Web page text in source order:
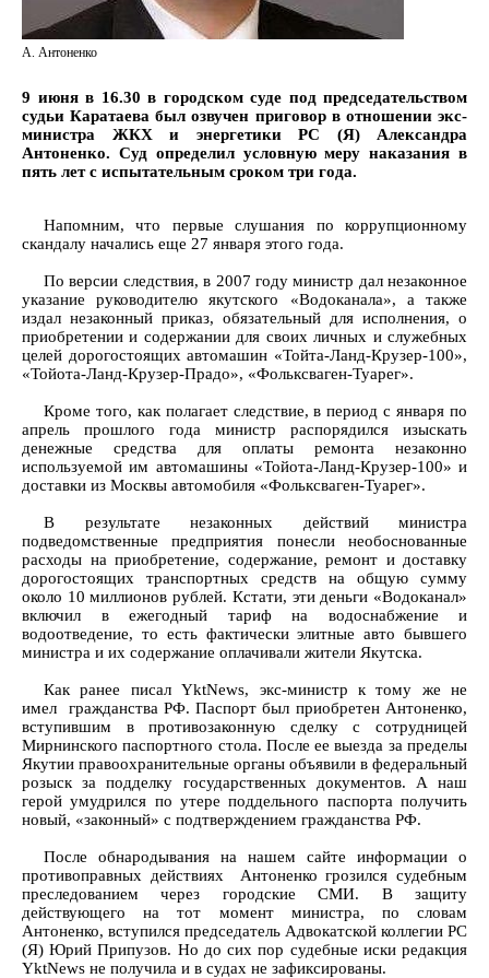
А. Антоненко
9 июня в 16.30 в городском суде под председательством
судьи Каратаева был озвучен приговор в отношении экс-
министра ЖКХ и энергетики РС (Я) Александра
Антоненко. Суд определил условную меру наказания в
пять лет с испытательным сроком три года.
Напомним, что первые слушания по коррупционному
скандалу начались еще 27 января этого года.
По версии следствия, в 2007 году министр дал незаконное
указание руководителю якутского «Водоканала», а также
издал незаконный приказ, обязательный для исполнения, о
приобретении и содержании для своих личных и служебных
целей дорогостоящих автомашин «Тойта-Ланд-Крузер-100»,
«Тойота-Ланд-Крузер-Прадо», «Фольксваген-Туарег».
Кроме того, как полагает следствие, в период с января по
апрель прошлого года министр распорядился изыскать
денежные средства для оплаты ремонта незаконно
используемой им автомашины «Тойота-Ланд-Крузер-100» и
доставки из Москвы автомобиля «Фольксваген-Туарег».
В результате незаконных действий министра
подведомственные предприятия понесли необоснованные
расходы на приобретение, содержание, ремонт и доставку
дорогостоящих транспортных средств на общую сумму
около 10 миллионов рублей. Кстати, эти деньги «Водоканал»
включил в ежегодный тариф на водоснабжение и
водоотведение, то есть фактически элитные авто бывшего
министра и их содержание оплачивали жители Якутска.
Как ранее писал YktNews, экс-министр к тому же не
имел гражданства РФ. Паспорт был приобретен Антоненко,
вступившим в противозаконную сделку с сотрудницей
Мирнинского паспортного стола. После ее выезда за пределы
Якутии правоохранительные органы объявили в федеральный
розыск за подделку государственных документов. А наш
герой умудрился по утере поддельного паспорта получить
новый, «законный» с подтверждением гражданства РФ.
После обнародывания на нашем сайте информации о
противоправных действиях Антоненко грозился судебным
преследованием через городские СМИ. В защиту
действующего на тот момент министра, по словам
Антоненко, вступился председатель Адвокатской коллегии РС
(Я) Юрий Припузов. Но до сих пор судебные иски редакция
YktNews не получила и в судах не зафиксированы.